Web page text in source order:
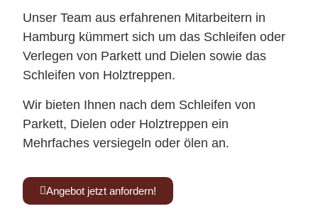
Unser Team aus erfahrenen Mitarbeitern in
Hamburg kümmert sich um das Schleifen oder
Verlegen von Parkett und Dielen sowie das
Schleifen von Holztreppen.
Wir bieten Ihnen nach dem Schleifen von
Parkett, Dielen oder Holztreppen ein
Mehrfaches versiegeln oder ölen an.
Angebot jetzt anfordern!